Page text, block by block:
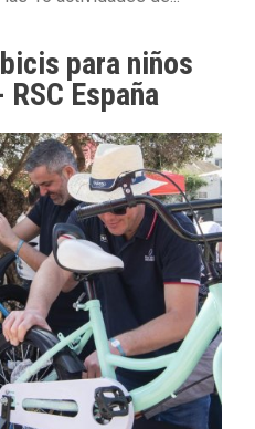
para niños
España